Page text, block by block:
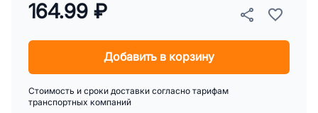
164.99 ₽
Добавить в корзину
Стоимость и сроки доставки согласно тарифам
транспортных компаний